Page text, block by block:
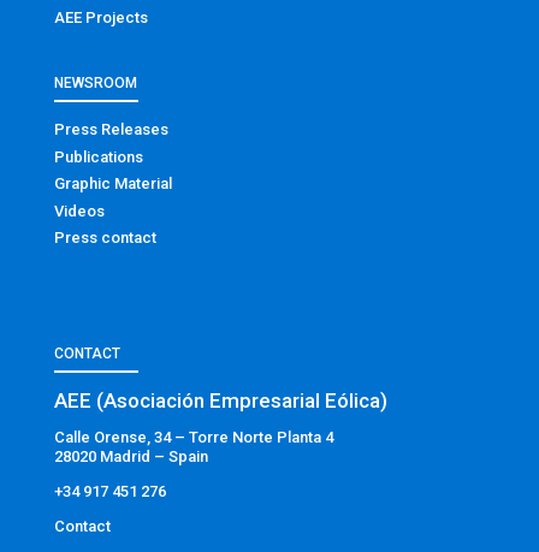
AEE Projects
NEWSROOM
Press Releases
Publications
Graphic Material
Videos
Press contact
CONTACT
AEE (Asociación Empresarial Eólica)
Calle Orense, 34 – Torre Norte Planta 4
28020 Madrid – Spain
+34 917 451 276
Contact